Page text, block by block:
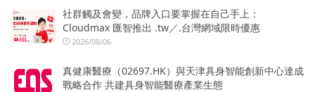
社群觸及會變，品牌入口要掌握在自己手上：
Cloudmax 匯智推出 .tw／.台灣網域限時優惠
2026/08/06
真健康醫療（02697.HK）與天津具身智能創新中心達成
戰略合作 共建具身智能醫療產業生態